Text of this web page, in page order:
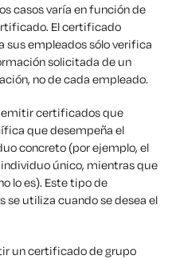
casos varía en función de
El certificado
sus empleados sólo verifica
solicitada de un
no de cada empleado.
emitir certificados que
que desempeña el
concreto (por ejemplo, el
único, mientras que
lo es). Este tipo de
utiliza cuando se desea el
un certificado de grupo